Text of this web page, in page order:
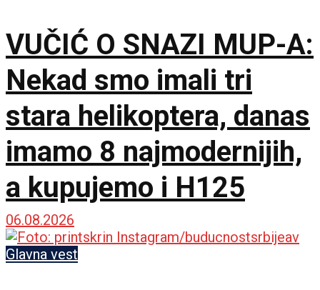
VUČIĆ O SNAZI MUP-A:
Nekad smo imali tri
stara helikoptera, danas
imamo 8 najmodernijih,
a kupujemo i H125
06.08.2026
Glavna vest